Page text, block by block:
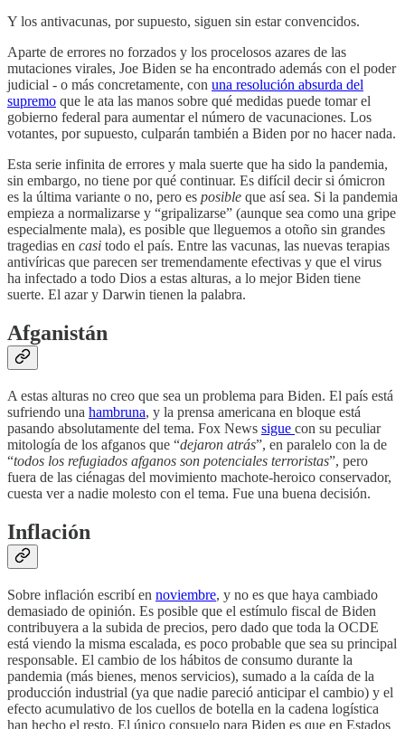
Y los antivacunas, por supuesto, siguen sin estar convencidos.
Aparte de errores no forzados y los procelosos azares de las
mutaciones virales, Joe Biden se ha encontrado además con el poder
judicial - o más concretamente, con una resolución absurda del
supremo que le ata las manos sobre qué medidas puede tomar el
gobierno federal para aumentar el número de vacunaciones. Los
votantes, por supuesto, culparán también a Biden por no hacer nada.
Esta serie infinita de errores y mala suerte que ha sido la pandemia,
sin embargo, no tiene por qué continuar. Es difícil decir si ómicron
es la última variante o no, pero es posible que así sea. Si la pandemia
empieza a normalizarse y “gripalizarse” (aunque sea como una gripe
especialmente mala), es posible que lleguemos a otoño sin grandes
tragedias en casi todo el país. Entre las vacunas, las nuevas terapias
antivíricas que parecen ser tremendamente efectivas y que el virus
ha infectado a todo Dios a estas alturas, a lo mejor Biden tiene
suerte. El azar y Darwin tienen la palabra.
Afganistán
A estas alturas no creo que sea un problema para Biden. El país está
sufriendo una hambruna, y la prensa americana en bloque está
pasando absolutamente del tema. Fox News sigue con su peculiar
mitología de los afganos que “dejaron atrás”, en paralelo con la de
“todos los refugiados afganos son potenciales terroristas”, pero
fuera de las ciénagas del movimiento machote-heroico conservador,
cuesta ver a nadie molesto con el tema. Fue una buena decisión.
Inflación
Sobre inflación escribí en noviembre, y no es que haya cambiado
demasiado de opinión. Es posible que el estímulo fiscal de Biden
contribuyera a la subida de precios, pero dado que toda la OCDE
está viendo la misma escalada, es poco probable que sea su principal
responsable. El cambio de los hábitos de consumo durante la
pandemia (más bienes, menos servicios), sumado a la caída de la
producción industrial (ya que nadie pareció anticipar el cambio) y el
efecto acumulativo de los cuellos de botella en la cadena logística
han hecho el resto. El único consuelo para Biden es que en Estados